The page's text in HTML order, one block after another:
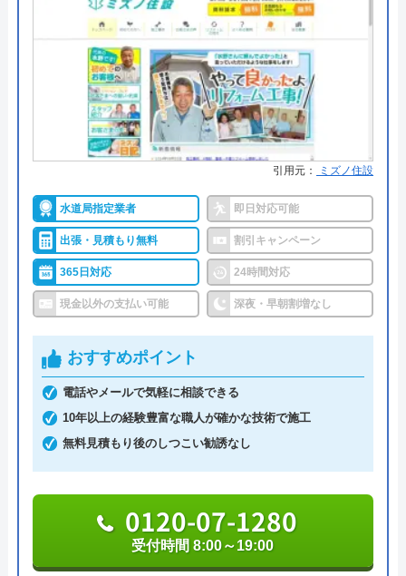
対応エリア 全国
株式会社クリーンライフのクチコ
ミ on
4.8（410件のクチコミ）
※クチコミの内容について
うまい棒エビマヨ
2 か月前
スムーズに対応して頂けて助かりました。ト
イレの交換部分もその都度言って下さって助
かりました。
Googleクチコミを見る
●支払い方法 ―
●累計実績
●保証・保険 ―
詳細は公式HPでご確認ください
水道救急センターがおすすめの理由
水道救急センターは水回りのトラブル全般に対応し
ている業者で、水漏れやつまりの修理、リフォーム
作業などをご依頼いただけます。関東、関西、東
海、東北、北陸地方の10都府県を対応エリアとして
営業しています。一部地域しか対応していない県も
せください。
トラブル対応は24時間年中無休で受け付けており、
最短30分で現場まで駆け付けてくれます。夜間帯の
Web割引もあり、初めての依頼する方は5,500円の
割引を、2回目以降の方は10%の割引を受けること
ができます。
引用元： ミズノ住設
水道局指定業者 即日対応可能
出張・見積もり無料 割引キャンペーン
365日対応 24時間対応
現金以外の支払い可能 深夜・早朝割増なし
おすすめポイント
電話やメールで気軽に相談できる
10年以上の経験豊富な職人が確かな技術で施工
無料見積もり後のしつこい勧誘なし
0120-07-1280
受付時間 8:00～19:00